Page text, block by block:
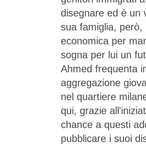
disegnare ed è un
sua famiglia, però,
economica per
sogna per lui un
Ahmed frequenta
aggregazione
nel quartiere
qui, grazie
chance a questi
pubblicare i suoi